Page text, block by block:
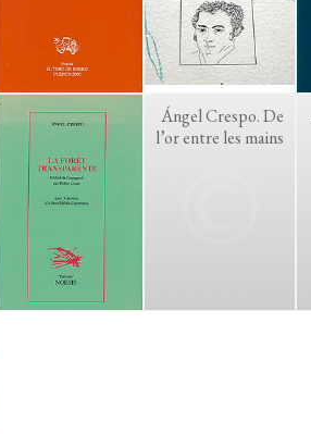
Ángel Crespo. De
l’or entre les mains